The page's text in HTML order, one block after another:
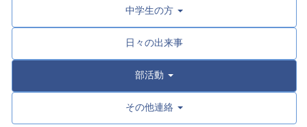
中学生の方
日々の出来事
部活動
その他連絡